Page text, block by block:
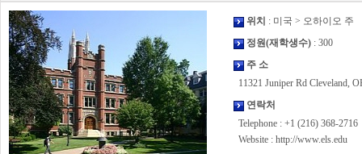
위치 : 미국 > 오하이오 주
정원(재학생수) : 300
주 소
11321 Juniper Rd Cleveland,
연락처
Telephone : +1 (216) 368-2716
Website : http://www.els.edu